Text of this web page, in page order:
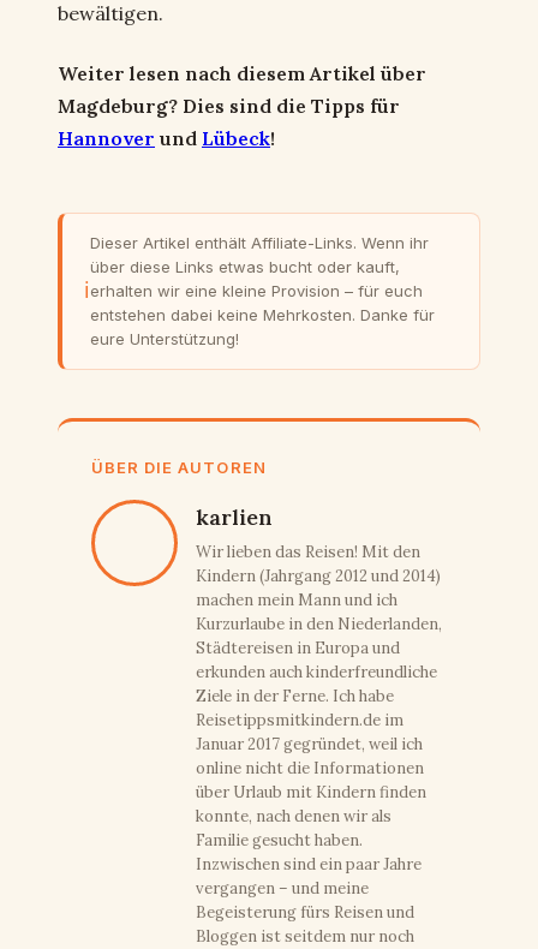
bewältigen.
Weiter lesen nach diesem Artikel über
Magdeburg? Dies sind die Tipps für
Hannover und Lübeck!
ℹ
Dieser Artikel enthält Affiliate-Links. Wenn ihr
über diese Links etwas bucht oder kauft,
erhalten wir eine kleine Provision – für euch
entstehen dabei keine Mehrkosten. Danke für
eure Unterstützung!
ÜBER DIE AUTOREN
karlien
Wir lieben das Reisen! Mit den
Kindern (Jahrgang 2012 und 2014)
machen mein Mann und ich
Kurzurlaube in den Niederlanden,
Städtereisen in Europa und
erkunden auch kinderfreundliche
Ziele in der Ferne. Ich habe
Reisetippsmitkindern.de im
Januar 2017 gegründet, weil ich
online nicht die Informationen
über Urlaub mit Kindern finden
konnte, nach denen wir als
Familie gesucht haben.
Inzwischen sind ein paar Jahre
vergangen – und meine
Begeisterung fürs Reisen und
Bloggen ist seitdem nur noch